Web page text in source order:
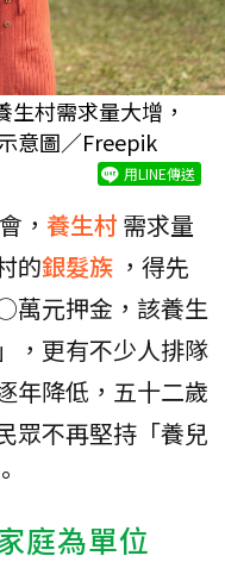
村需求量大增，
意圖／Freepik
用LINE傳送
， 養生村需求量
的銀髮族 ，得先
元押金，該養生
，更有不少人排隊
年降低，五十二歲
眾不再堅持「養兒
庭為單位